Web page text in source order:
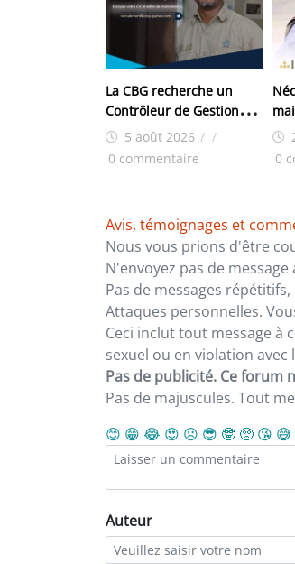
La CBG recherche un
Contrôleur de Gestion
(H/F) pour son site de
5 août 2026 / /
0 commentaire
0
Avis, témoignages et
Nous vous prions d'être
N'envoyez pas de
Pas de messages
Attaques personnelles.
Ceci inclut tout message à
sexuel ou en violation avec
Pas de publicité. Ce forum
Pas de majuscules. Tout
😊 😁 😂 😍 ☹️ 😎 🤓 🥺 😘 😅
Auteur